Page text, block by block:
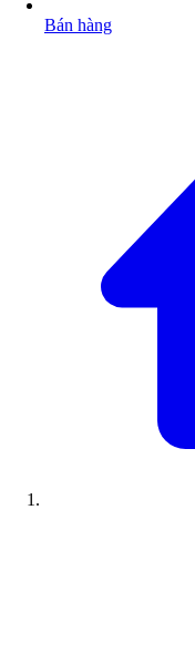
Bán hàng